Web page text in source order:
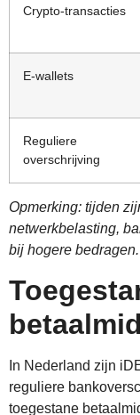
Crypto-transacties
E-wallets
Reguliere
overschrijving
Opmerking: tijden
netwerkbelasting,
bij hogere bedragen.
In Nederland zijn
reguliere
toegestane